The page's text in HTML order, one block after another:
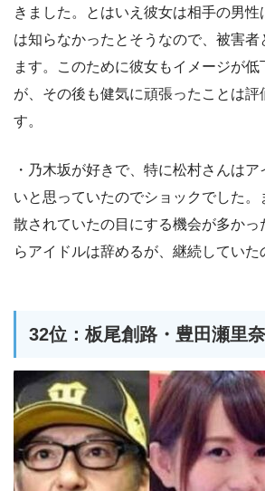
きました。とはいえ彼女は相手の男性
は知らなかったとそうなので、被害者
ます。このために彼女もイメージが低
が、その後も健気に頑張ったことは評
す。
・乃木坂が好きで、特に松村さんは
いと思っていたのでショックでした
散されていたの目にする機会が多かっ
らアイドルは辞めるが、継続していた
32位：板尾創路・豊田瀬里奈